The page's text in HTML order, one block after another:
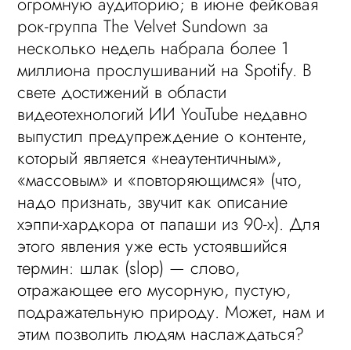
рок-группа The Velvet Sundown за
несколько недель набрала более 1
миллиона прослушиваний на Spotify. В
свете достижений в области
видеотехнологий ИИ YouTube недавно
выпустил предупреждение о контенте,
который является «неаутентичным»,
«массовым» и «повторяющимся» (что,
надо признать, звучит как описание
хэппи-хардкора от папаши из 90-х). Для
этого явления уже есть устоявшийся
термин: шлак (slop) — слово,
отражающее его мусорную, пустую,
подражательную природу. Может, нам и
этим позволить людям наслаждаться?